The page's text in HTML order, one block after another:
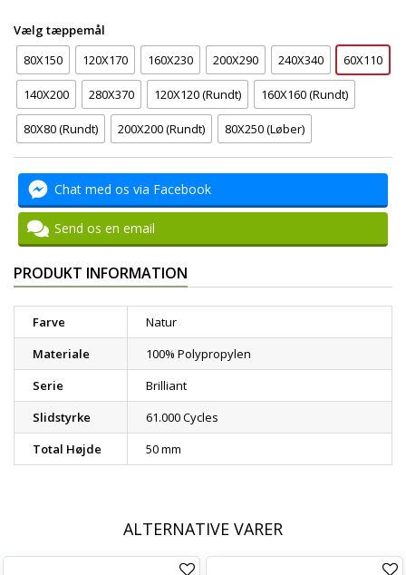
Vælg tæppemål
80X150
120X170 160X230 200X290 240X340 60X110
140X200 280X370 120X120 (Rundt) 160X160 (Rundt)
80X80 (Rundt) 200X200 (Rundt) 80X250 (Løber)
Chat med os via Facebook
Send os en email
PRODUKT INFORMATION
Farve
Natur
Materiale
100% Polypropylen
Serie
Brilliant
Slidstyrke
61.000 Cycles
Total Højde
50 mm
ALTERNATIVE VARER